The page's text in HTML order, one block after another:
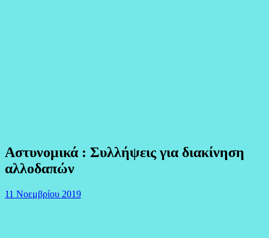
Αστυνομικά : Συλλήψεις για διακίνηση
αλλοδαπών
11 Νοεμβρίου 2019